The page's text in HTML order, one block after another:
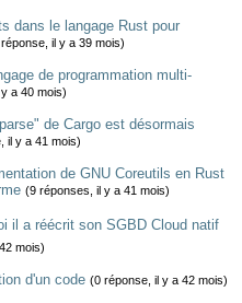
dans le langage Rust pour
il y a 39 mois)
de programmation multi-
a 40 mois)
de Cargo est désormais
il y a 41 mois)
de GNU Coreutils en Rust
(9 réponses, il y a 41 mois)
il a réécrit son SGBD Cloud natif
mois)
d'un code (0 réponse, il y a 42 mois)